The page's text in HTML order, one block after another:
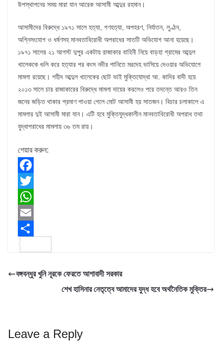
উপস্থাপনের সময় মারা যান আরেক আসামী আব্দুর রহমান।
আসামীদের বিরুদ্ধে ১৯৭১ সালে হত্যা, গণহত্যা, অপহরণ, নির্যাতন, লুণ্ঠন,
অগ্নিসংযোগ ও ধর্ষণসহ মানবতাবিরোধী অপরাধের সাতটি অভিযোগ আনা হয়েছে।
১৯৭১ সালের ২১ আগস্ট দুপুর একটায় রাজাকার বাহিনী নিয়ে বাড়হা গ্রামের আব্দুল
খালেককে গুলি করে হত্যার পর কংস নদীর পানিতে মরদেহ ভাসিয়ে দেওয়ার অভিযোগে
মামলা রয়েছে। শহীদ আব্দুল খালেকের ছোট ভাই মুক্তিযোদ্ধা আ. কাদির বাদী হয়ে
২০১৩ সালে চার রাজাকারের বিরুদ্ধে মামলা দায়ের করলেও পরে তদন্তে আরও তিন
জনের জড়িত থাকার প্রমাণ পাওয়া গেলে মোট আসামী হয় সাতজন। বিচার চলাকালে এ
মামলার দুই আসামী মারা যান। এটি হবে মুক্তিযুদ্ধকালীন মানবতাবিরোধী অপরাধ তথা
যুদ্ধাপরাধের মামলায় ৩৬ তম রায়।
শেয়ার করুন:
F
a
c
e
b
o
T
w
t
e
W
h
a
s
E
m
i
a
বঙ্গবন্ধুর খুনি নূরকে ফেরতে আশাবাদী সরকার
শেখ হাসিনার নেতৃত্বে আমাদের যুদ্ধ হবে অর্থনৈতিক মুক্তির
Leave a Reply